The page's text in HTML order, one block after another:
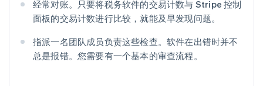
经常对账。只要将税务软件的交易计数与 Stripe 控制
面板的交易计数进行比较，就能及早发现问题。
指派一名团队成员负责这些检查。软件在出错时并不
总是报错。您需要有一个基本的审查流程。